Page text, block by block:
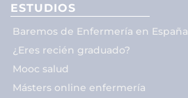
ESTUDIOS
Baremos de Enfermería en España
¿Eres recién graduado?
Mooc salud
Másters online enfermería